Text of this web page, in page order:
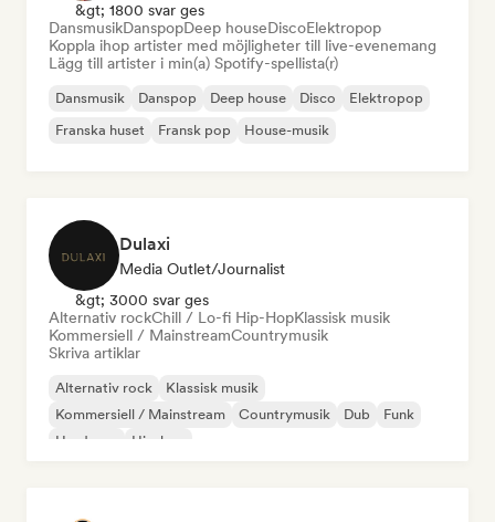
&gt; 1800 svar ges
DansmusikDanspopDeep houseDiscoElektropop
Koppla ihop artister med möjligheter till live-evenemang
Lägg till artister i min(a) Spotify-spellista(r)
Dansmusik Danspop Deep house Disco
Elektropop
Franska huset
Fransk pop House-musik
Dulaxi
Media Outlet/Journalist
&gt; 3000 svar ges
Alternativ rockChill / Lo-fi Hip-HopKlassisk musik
Kommersiell / MainstreamCountrymusik
Skriva artiklar
Alternativ rock
Klassisk musik
Kommersiell / Mainstream
Countrymusik Dub
Funk
Hardcore
Hip-hop